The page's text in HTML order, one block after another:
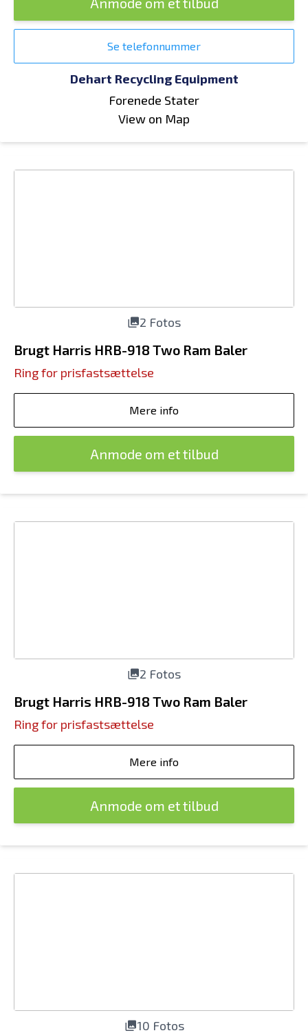
Se telefonnummer
Dehart Recycling Equipment
Forenede Stater
View on Map
2 Fotos
Brugt Harris HRB-918 Two Ram Baler
Ring for prisfastsættelse
Mere info
Anmode om et tilbud
2 Fotos
Brugt Harris HRB-918 Two Ram Baler
Ring for prisfastsættelse
Mere info
Anmode om et tilbud
10 Fotos